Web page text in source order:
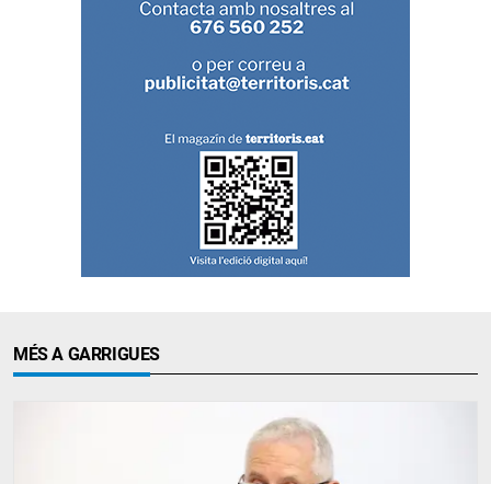
MÉS A GARRIGUES